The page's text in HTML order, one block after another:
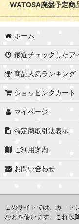
WATOSA廃盤予定商
ホーム
最近チェックしたア
商品人気ランキング
ショッピングカート
マイページ
特定商取引法表示
ご利用案内
お問い合わせ
このサイトでは、カート
などを使います。これ以